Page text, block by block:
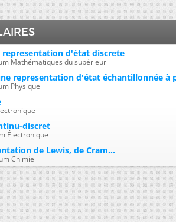
d'état discrete
Mathématiques du supérieur
representation d'état échantillonnée à
Physique
discret
Électronique
de Lewis, de Cram...
Chimie